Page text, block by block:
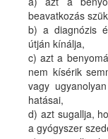
beavatkozás
b) a diagnózis
útján kínálja,
c) azt a
nem kísérik
vagy
hatásai,
d) azt sugallja,
a gyógyszer